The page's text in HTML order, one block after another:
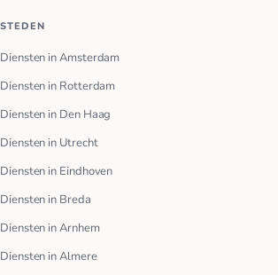
STEDEN
Diensten in Amsterdam
Diensten in Rotterdam
Diensten in Den Haag
Diensten in Utrecht
Diensten in Eindhoven
Diensten in Breda
Diensten in Arnhem
Diensten in Almere